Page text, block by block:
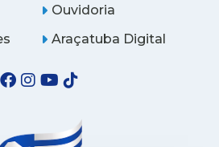
Ouvidoria
Araçatuba Digital